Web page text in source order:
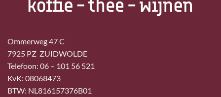
Ommerweg 47 C
7925 PZ ZUIDWOLDE
Telefoon: 06 – 101 56 521
KvK: 08068473
BTW: NL816157376B01